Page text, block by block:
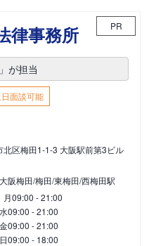
律事務所 PR
が担当
日面談可能
北区梅田1-1-3 大阪駅前第3ビル
阪梅田/梅田/東梅田/西梅田駅
月09:00 - 21:00
水09:00 - 21:00
金09:00 - 21:00
日09:00 - 18:00